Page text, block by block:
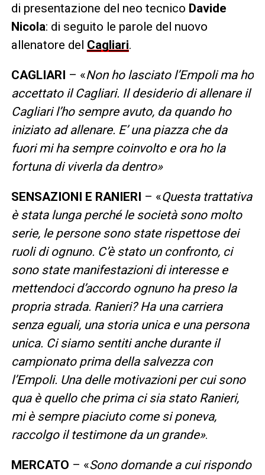
di presentazione del neo tecnico Davide
Nicola: di seguito le parole del nuovo
allenatore del Cagliari.
CAGLIARI – «Non ho lasciato l’Empoli ma ho
accettato il Cagliari. Il desiderio di allenare il
Cagliari l’ho sempre avuto, da quando ho
iniziato ad allenare. E’ una piazza che da
fuori mi ha sempre coinvolto e ora ho la
fortuna di viverla da dentro»
SENSAZIONI E RANIERI – «Questa trattativa
è stata lunga perché le società sono molto
serie, le persone sono state rispettose dei
ruoli di ognuno. C’è stato un confronto, ci
sono state manifestazioni di interesse e
mettendoci d’accordo ognuno ha preso la
propria strada. Ranieri? Ha una carriera
senza eguali, una storia unica e una persona
unica. Ci siamo sentiti anche durante il
campionato prima della salvezza con
l’Empoli. Una delle motivazioni per cui sono
qua è quello che prima ci sia stato Ranieri,
mi è sempre piaciuto come si poneva,
raccolgo il testimone da un grande».
MERCATO – «Sono domande a cui rispondo